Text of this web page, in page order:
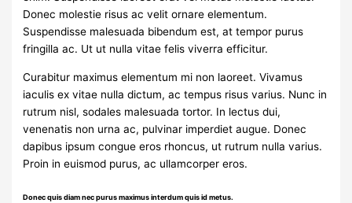
Donec molestie risus ac velit ornare elementum.
Suspendisse malesuada bibendum est, at tempor purus
fringilla ac. Ut ut nulla vitae felis viverra efficitur.
Curabitur maximus elementum mi non laoreet. Vivamus
iaculis ex vitae nulla dictum, ac tempus risus varius. Nunc in
rutrum nisl, sodales malesuada tortor. In lectus dui,
venenatis non urna ac, pulvinar imperdiet augue. Donec
dapibus ipsum congue eros rhoncus, ut rutrum nulla varius.
Proin in euismod purus, ac ullamcorper eros.
Donec quis diam nec purus maximus interdum quis id metus.